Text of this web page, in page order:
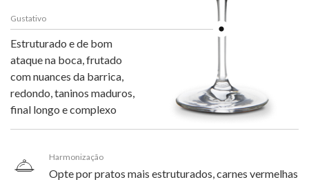
Gustativo
Estruturado e de bom
ataque na boca, frutado
com nuances da barrica,
redondo, taninos maduros,
final longo e complexo
Harmonização
Opte por pratos mais estruturados, carnes vermelhas